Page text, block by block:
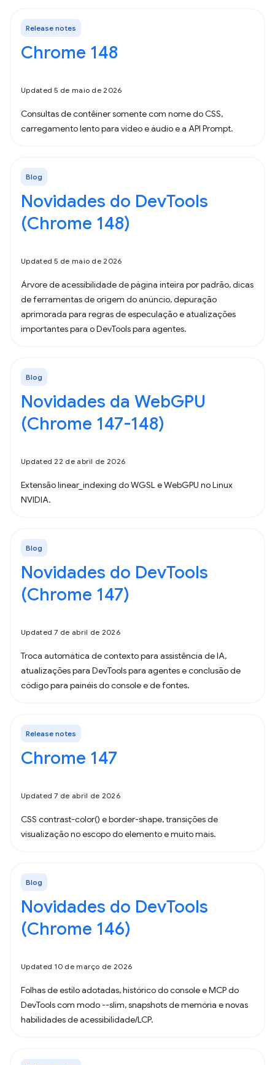
Release notes
Chrome 148
Updated 5 de maio de 2026
Consultas de contêiner somente com nome do CSS,
carregamento lento para vídeo e áudio e a API Prompt.
Blog
Novidades do DevTools
(Chrome 148)
Updated 5 de maio de 2026
Árvore de acessibilidade de página inteira por padrão, dicas
de ferramentas de origem do anúncio, depuração
aprimorada para regras de especulação e atualizações
importantes para o DevTools para agentes.
Blog
Novidades da WebGPU
(Chrome 147-148)
Updated 22 de abril de 2026
Extensão linear_indexing do WGSL e WebGPU no Linux
NVIDIA.
Blog
Novidades do DevTools
(Chrome 147)
Updated 7 de abril de 2026
Troca automática de contexto para assistência de IA,
atualizações para DevTools para agentes e conclusão de
código para painéis do console e de fontes.
Release notes
Chrome 147
Updated 7 de abril de 2026
CSS contrast-color() e border-shape, transições de
visualização no escopo do elemento e muito mais.
Blog
Novidades do DevTools
(Chrome 146)
Updated 10 de março de 2026
Folhas de estilo adotadas, histórico do console e MCP do
DevTools com modo --slim, snapshots de memória e novas
habilidades de acessibilidade/LCP.